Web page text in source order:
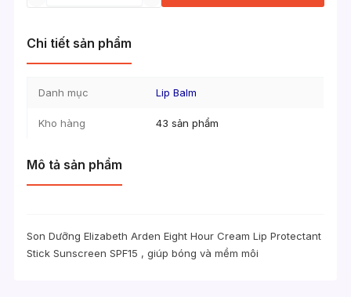
Chi tiết sản phẩm
Danh mục Lip Balm
Kho hàng 43 sản phẩm
Mô tả sản phẩm
Son Dưỡng Elizabeth Arden Eight Hour Cream Lip Protectant
Stick Sunscreen SPF15 , giúp bóng và mềm môi